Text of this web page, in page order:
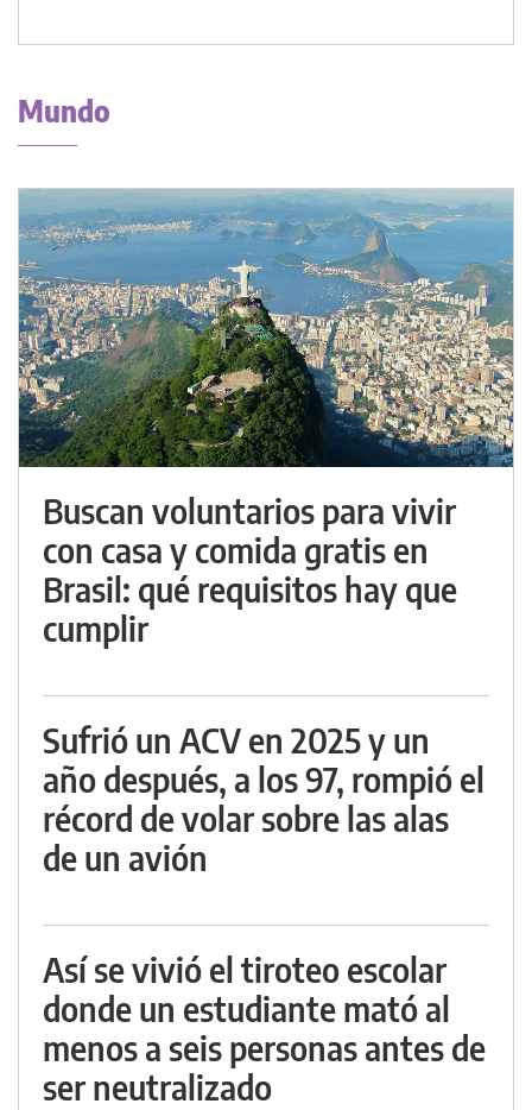
Mundo
Buscan voluntarios para vivir
con casa y comida gratis en
Brasil: qué requisitos hay que
cumplir
Sufrió un ACV en 2025 y un
año después, a los 97, rompió el
récord de volar sobre las alas
de un avión
Así se vivió el tiroteo escolar
donde un estudiante mató al
menos a seis personas antes de
ser neutralizado